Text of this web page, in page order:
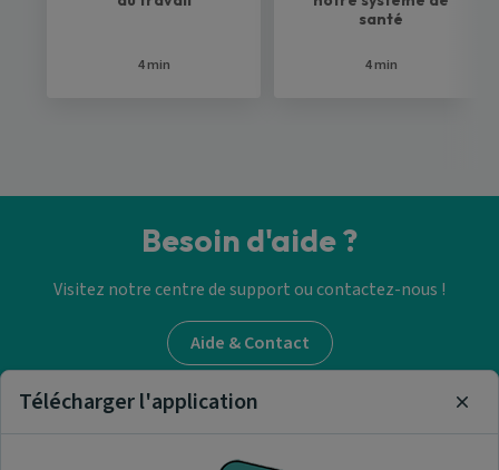
4 min
santé
4 min
Besoin d'aide ?
Visitez notre centre de support ou contactez-nous !
Aide & Contact
Trouver un médecin
Télécharger l'application